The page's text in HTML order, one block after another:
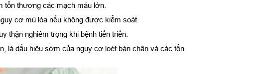
tổn thương các mạch máu lớn.
cơ mù lòa nếu không được kiểm soát.
thận nghiêm trọng khi bệnh tiến triển.
là dấu hiệu sớm của nguy cơ loét bàn chân và các tổn